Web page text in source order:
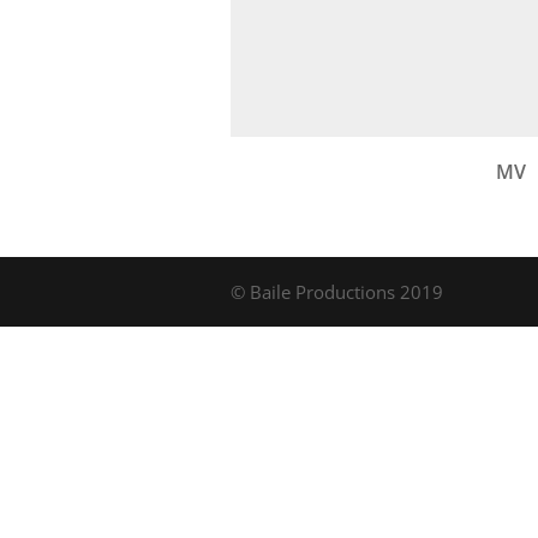
MV
© Baile Productions 2019